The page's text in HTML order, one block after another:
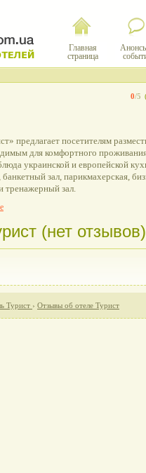
Главная
страница
0/5
предлагает посетителям
для комфортного
украинской и европейской
банкетный зал, парикмахерская,
тренажерный зал.
(нет отзывов)
Турист › Отзывы об отеле Турист